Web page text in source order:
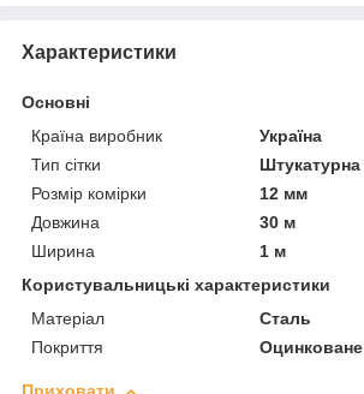
Характеристики
Основні
Країна виробник
Україна
Тип сітки
Штукатурна
Розмір комірки
12 мм
Довжина
30 м
Ширина
1 м
Користувальницькі характеристики
Матеріал
Сталь
Покриття
Оцинковане